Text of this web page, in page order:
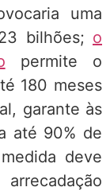
uma
bilhões; o
permite o
180 meses
garante às
até 90% de
deve